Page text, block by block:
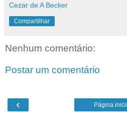
Cezar de A Becker
Compartilhar
Nenhum comentário:
Postar um comentário
‹ Página